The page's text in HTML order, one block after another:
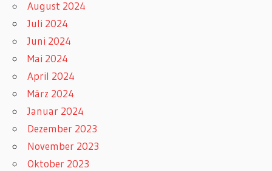
August 2024
Juli 2024
Juni 2024
Mai 2024
April 2024
März 2024
Januar 2024
Dezember 2023
November 2023
Oktober 2023